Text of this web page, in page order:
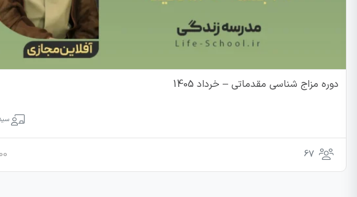
دوره مزاج شناسی مقدماتی – خرداد 1405
67